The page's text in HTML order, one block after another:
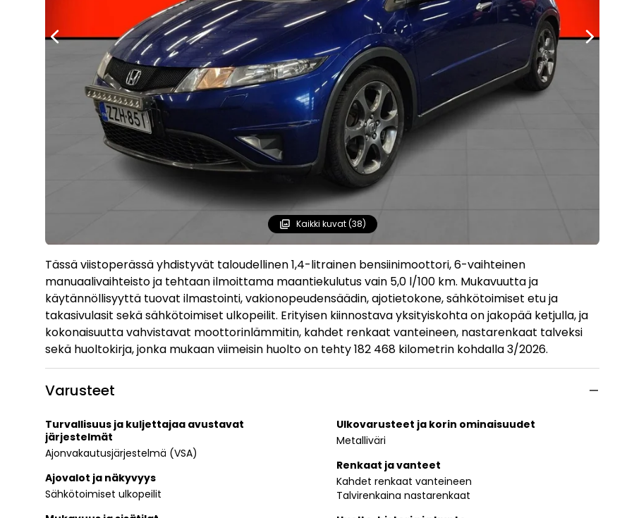
Kaikki kuvat (38)
Tässä viistoperässä yhdistyvät taloudellinen 1,4-litrainen bensiinimoottori, 6-vaihteinen
manuaalivaihteisto ja tehtaan ilmoittama maantiekulutus vain 5,0 l/100 km. Mukavuutta ja
käytännöllisyyttä tuovat ilmastointi, vakionopeudensäädin, ajotietokone, sähkötoimiset etu ja
takasivulasit sekä sähkötoimiset ulkopeilit. Erityisen kiinnostava yksityiskohta on jakopää ketjulla, ja
kokonaisuutta vahvistavat moottorinlämmitin, kahdet renkaat vanteineen, nastarenkaat talveksi
sekä huoltokirja, jonka mukaan viimeisin huolto on tehty 182 468 kilometrin kohdalla 3/2026.
Varusteet
Turvallisuus ja kuljettajaa avustavat
järjestelmät
Ajonvakautusjärjestelmä (VSA)
Ajovalot ja näkyvyys
Sähkötoimiset ulkopeilit
Ulkovarusteet ja korin ominaisuudet
Metalliväri
Renkaat ja vanteet
Kahdet renkaat vanteineen
Talvirenkaina nastarenkaat